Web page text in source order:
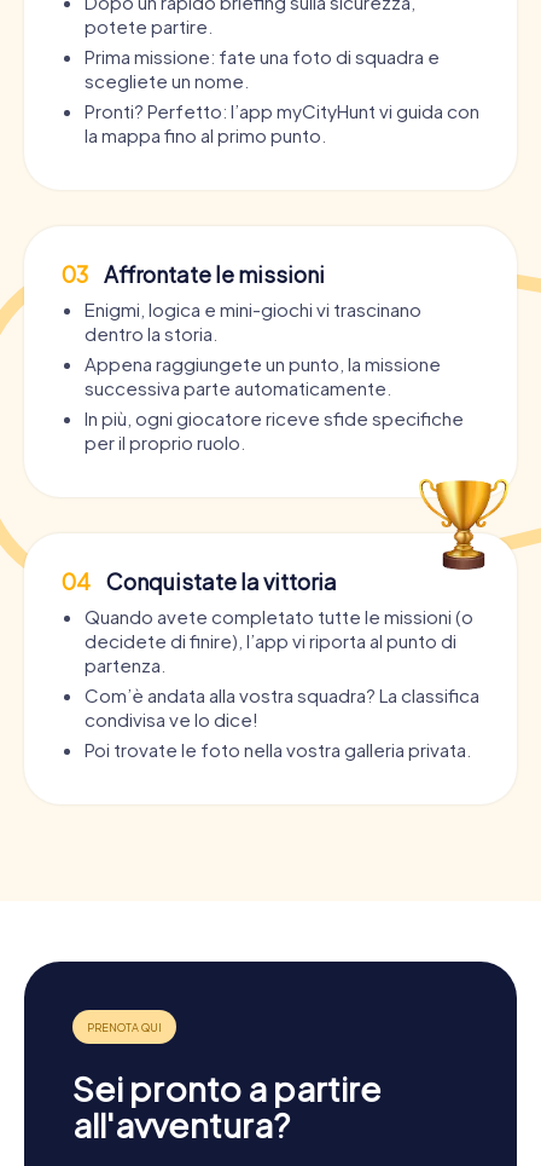
potete partire.
Prima missione: fate una foto di squadra e
scegliete un nome.
Pronti? Perfetto: l’app myCityHunt vi guida con
la mappa fino al primo punto.
03 Affrontate le missioni
Enigmi, logica e mini-giochi vi trascinano
dentro la storia.
Appena raggiungete un punto, la missione
successiva parte automaticamente.
In più, ogni giocatore riceve sfide specifiche
per il proprio ruolo.
04 Conquistate la vittoria
Quando avete completato tutte le missioni (o
decidete di finire), l’app vi riporta al punto di
partenza.
Com’è andata alla vostra squadra? La classifica
condivisa ve lo dice!
Poi trovate le foto nella vostra galleria privata.
Sei pronto a partire
all'avventura?